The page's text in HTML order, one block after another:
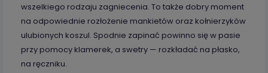
wszelkiego rodzaju zagniecenia. To także dobry moment
na odpowiednie rozłożenie mankietów oraz kołnierzyków
ulubionych koszul. Spodnie zapinać powinno się w pasie
przy pomocy klamerek, a swetry — rozkładać na płasko,
na ręczniku.